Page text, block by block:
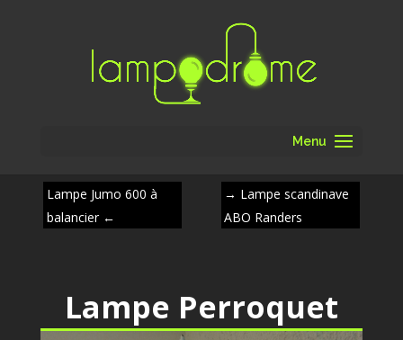
Menu
Lampe Jumo 600 à
balancier ←
→ Lampe scandinave
ABO Randers
Lampe Perroquet